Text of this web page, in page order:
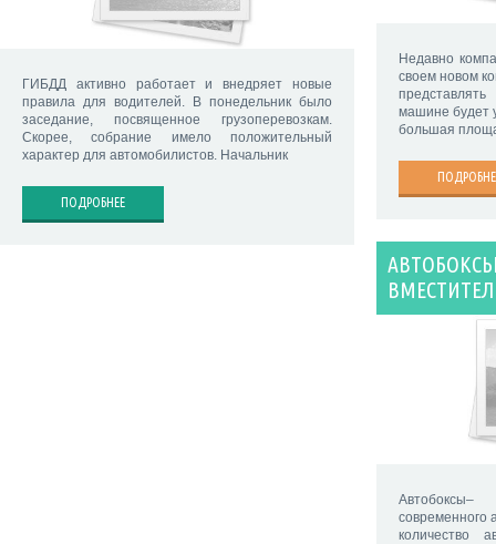
ГИБДД активно работает и внедряет новые
правила для водителей. В понедельник было
заседание, посвященное грузоперевозкам.
Скорее, собрание имело положительный
характер для автомобилистов. Начальник
ПОДРОБНЕЕ
Недавно
своем новом
машине будет
большая
современного
количество